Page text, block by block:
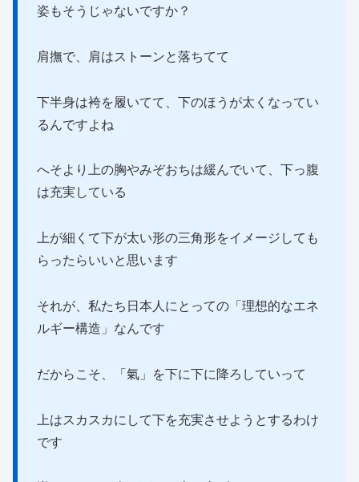
姿もそうじゃないですか？
肩撫で、肩はストーンと落ちてて
下半身は袴を履いてて、下のほうが太くなってい
るんですよね
へそより上の胸やみぞおちは緩んでいて、下っ腹
は充実している
上が細くて下が太い形の三角形をイメージしても
らったらいいと思います
それが、私たち日本人にとっての「理想的なエネ
ルギー構造」なんです
だからこそ、「氣」を下に下に降ろしていって
上はスカスカにして下を充実させようとするわけ
です